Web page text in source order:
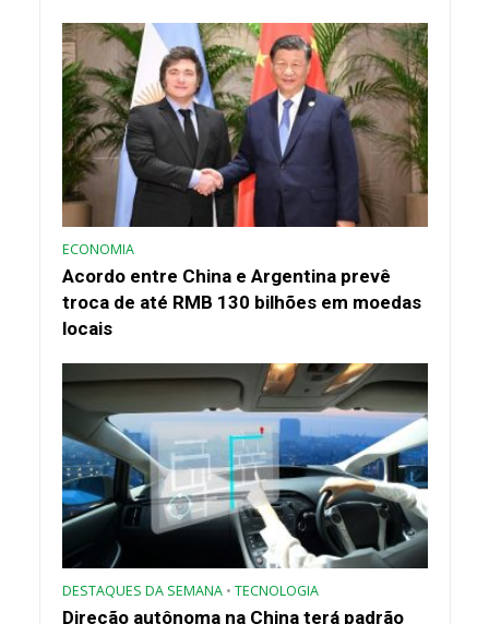
ECONOMIA
Acordo entre China e Argentina prevê
troca de até RMB 130 bilhões em moedas
locais
DESTAQUES DA SEMANA • TECNOLOGIA
Direção autônoma na China terá padrão